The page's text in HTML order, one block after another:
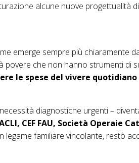
alcune nuove progettualità
emerge sempre più chiaramente
povere che non hanno strumenti di
le spese del vivere
diagnostiche urgenti –
CEF FAU, Società Operaie
familiare vincolante, restò